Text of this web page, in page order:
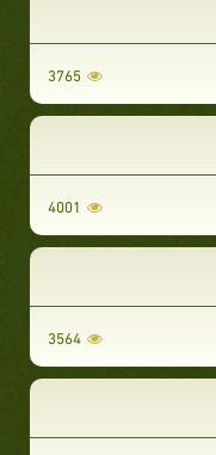
3765
4001
3564